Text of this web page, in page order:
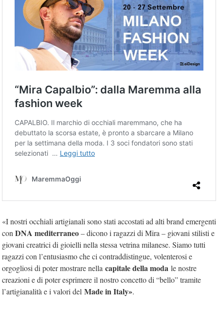
«I nostri occhiali artigianali sono stati accostati ad alti brand emergenti
conDNA mediterraneo– dicono i ragazzi di Mira – giovani stilisti e
giovani creatrici di gioielli nella stessa vetrina milanese. Siamo tutti
ragazzi con l’entusiasmo che ci contraddistingue, volenterosi e
orgogliosi di poter mostrare nella capitale della moda le nostre
creazioni e di poter esprimere il nostro concetto di “bello” tramite
l’artigianalità e i valori del Made in Italy».